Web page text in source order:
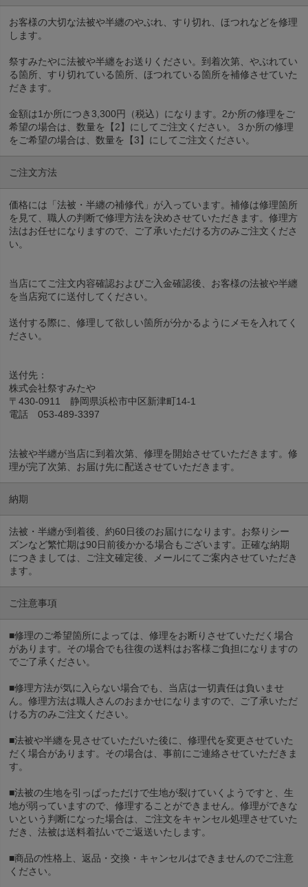
お客様の大切な法被や半纏のやぶれ、すり切れ、ほつれなどを修理
します。
祭すみたやに法被や半纏をお送りください。到着次第、やぶれてい
る箇所、すり切れている箇所、ほつれている箇所を補修させていた
だきます。
金額は1か所につき3,300円（税込）になります。2か所の修理をご
希望の場合は、数量を【2】にしてご注文ください。３か所の修理
をご希望の場合は、数量を【3】にしてご注文ください。
ご注文方法
価格には「法被・半纏の補修代」が入っています。補修は修理箇所
を見て、職人の判断で修理方法を決めさせていただきます。修理方
法はお任せになりますので、ご了承いただける方のみご注文くださ
い。
当店にてご注文内容確認およびご入金確認後、お客様の法被や半纏
を当店宛てに送付してください。
送付する際に、修理して欲しい箇所が分かるようにメモを入れてく
ださい。
送付先：
株式会社祭すみたや
〒430-0911 静岡県浜松市中区新津町14-1
電話 053-489-3397
法被や半纏が当店に到着次第、修理を開始させていただきます。修
理が完了次第、お届け先に配送させていただきます。
納期
法被・半纏が到着後、約60日後のお届けになります。お祭りシー
ズンなど繁忙期は90日前後かかる場合もございます。正確な納期
につきましては、ご注文確定後、メールにてご案内させていただき
ます。
ご注意事項
■修理のご希望箇所によっては、修理をお断りさせていただく場合
があります。その場合でも往復の送料はお客様ご負担になりますの
でご了承ください。
■修理方法が気に入らない場合でも、当店は一切責任は負いませ
ん。修理方法は職人さんのおまかせになりますので、ご了承いただ
ける方のみご注文ください。
■法被や半纏を見させていただいた後に、修理代を変更させていた
だく場合があります。その場合は、事前にご連絡させていただきま
す。
■法被の生地を引っぱっただけで生地が裂けていくようですと、生
地が弱っていますので、修理することができません。修理ができな
いという判断になった場合は、ご注文をキャンセル処理させていた
だき、法被は送料着払いでご返送いたします。
■商品の性格上、返品・交換・キャンセルはできませんのでご注意
ください。